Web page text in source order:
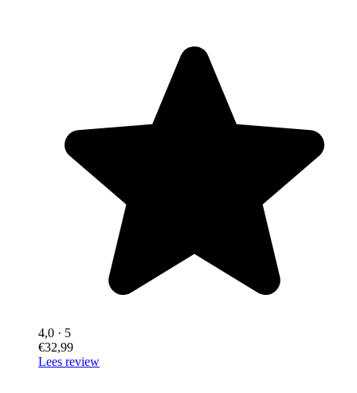
4,0 · 5
€32,99
Lees review